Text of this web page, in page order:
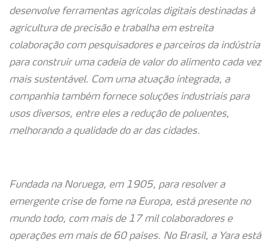
desenvolve ferramentas agrícolas digitais destinadas à
agricultura de precisão e trabalha em estreita
colaboração com pesquisadores e parceiros da indústria
para construir uma cadeia de valor do alimento cada vez
mais sustentável. Com uma atuação integrada, a
companhia também fornece soluções industriais para
usos diversos, entre eles a redução de poluentes,
melhorando a qualidade do ar das cidades.
Fundada na Noruega, em 1905, para resolver a
emergente crise de fome na Europa, está presente no
mundo todo, com mais de 17 mil colaboradores e
operações em mais de 60 países. No Brasil, a Yara está